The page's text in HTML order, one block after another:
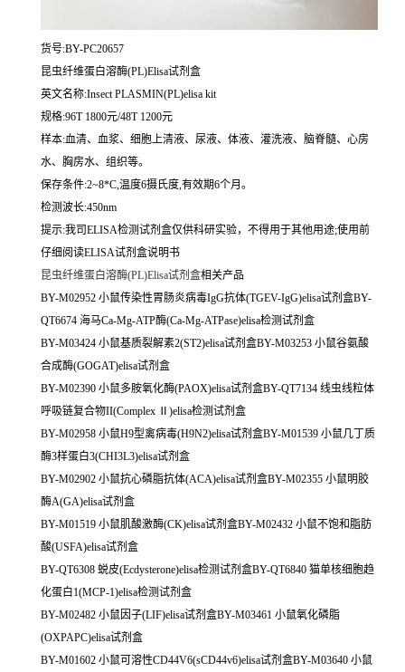
货号:BY-PC20657
昆虫纤维蛋白溶酶(PL)Elisa试剂盒
英文名称:Insect PLASMIN(PL)elisa kit
规格:96T 1800元/48T 1200元
样本:血清、血浆、细胞上清液、尿液、体液、灌洗液、脑脊髓、心房
水、胸房水、组织等。
保存条件:2~8*C,温度6摄氏度,有效期6个月。
检测波长:450nm
提示:我司ELISA检测试剂盒仅供科研实验，不得用于其他用途;使用前
仔细阅读ELISA试剂盒说明书
昆虫纤维蛋白溶酶(PL)Elisa试剂盒相关产品
BY-M02952 小鼠传染性胃肠炎病毒IgG抗体(TGEV-IgG)elisa试剂盒BY-
QT6674 海马Ca-Mg-ATP酶(Ca-Mg-ATPase)elisa检测试剂盒
BY-M03424 小鼠基质裂解素2(ST2)elisa试剂盒BY-M03253 小鼠谷氨酸
合成酶(GOGAT)elisa试剂盒
BY-M02390 小鼠多胺氧化酶(PAOX)elisa试剂盒BY-QT7134 线虫线粒体
呼吸链复合物II(Complex Ⅱ)elisa检测试剂盒
BY-M02958 小鼠H9型禽病毒(H9N2)elisa试剂盒BY-M01539 小鼠几丁质
酶3样蛋白3(CHI3L3)elisa试剂盒
BY-M02902 小鼠抗心磷脂抗体(ACA)elisa试剂盒BY-M02355 小鼠明胶
酶A(GA)elisa试剂盒
BY-M01519 小鼠肌酸激酶(CK)elisa试剂盒BY-M02432 小鼠不饱和脂肪
酸(USFA)elisa试剂盒
BY-QT6308 蜕皮(Ecdysterone)elisa检测试剂盒BY-QT6840 猫单核细胞趋
化蛋白1(MCP-1)elisa检测试剂盒
BY-M02482 小鼠因子(LIF)elisa试剂盒BY-M03461 小鼠氧化磷脂
(OXPAPC)elisa试剂盒
BY-M01602 小鼠可溶性CD44V6(sCD44v6)elisa试剂盒BY-M03640 小鼠